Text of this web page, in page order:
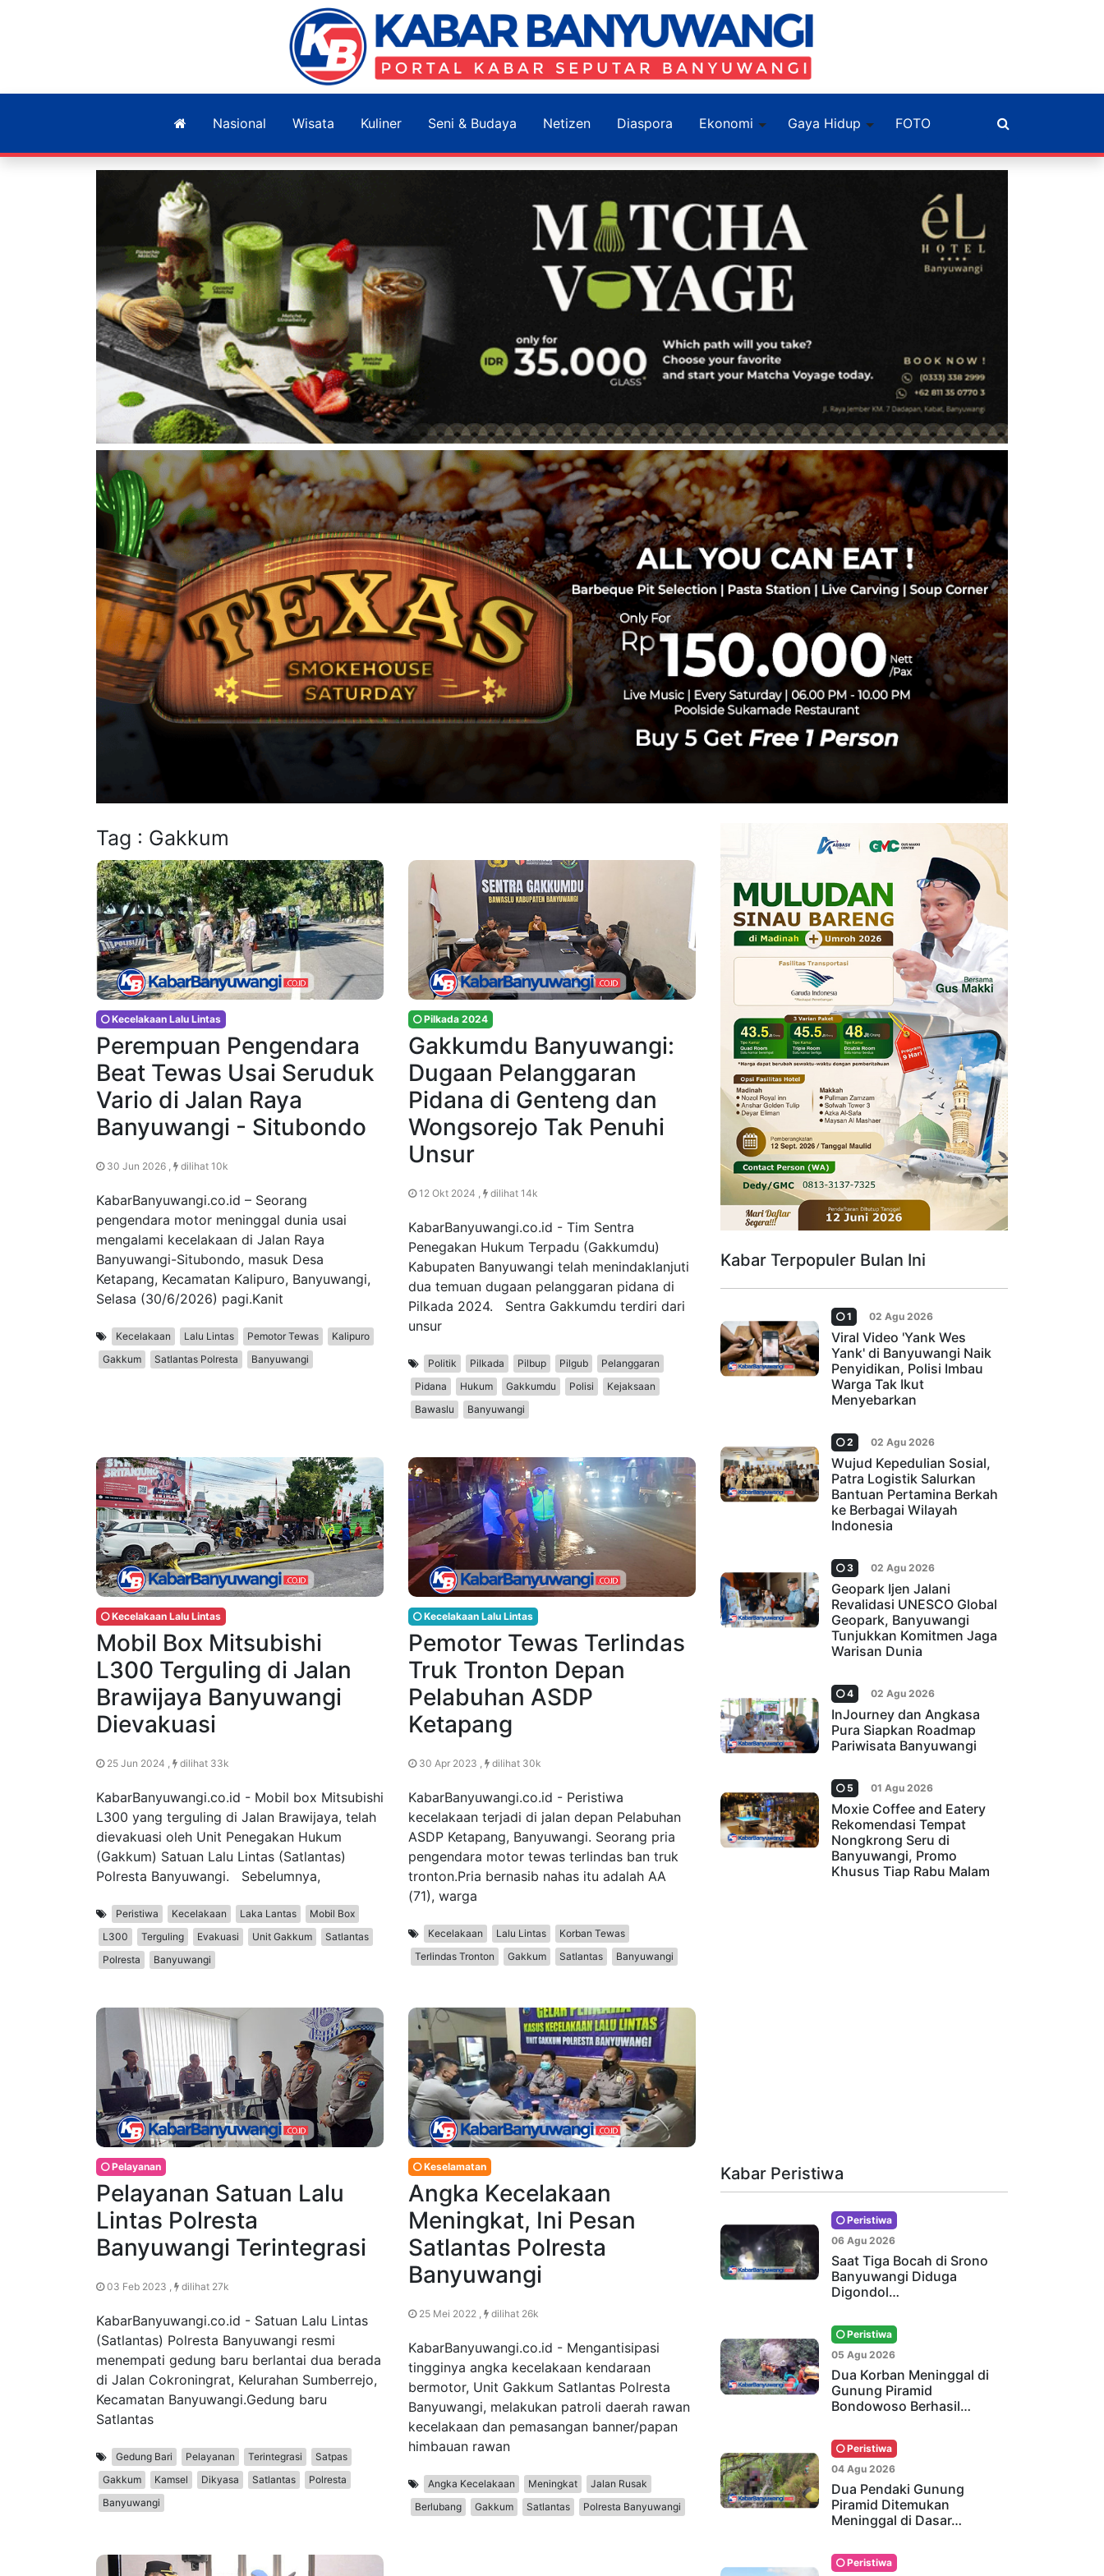
Nasional Wisata Kuliner Seni & Budaya Netizen Diaspora Ekonomi Gaya Hidup FOTO
Tag : Gakkum
Kecelakaan Lalu Lintas
Perempuan Pengendara
Beat Tewas Usai Seruduk
Vario di Jalan Raya
Banyuwangi - Situbondo
30 Jun 2026 , dilihat 10k
KabarBanyuwangi.co.id – Seorang
pengendara motor meninggal dunia usai
mengalami kecelakaan di Jalan Raya
Banyuwangi-Situbondo, masuk Desa
Ketapang, Kecamatan Kalipuro, Banyuwangi,
Selasa (30/6/2026) pagi.Kanit
Kecelakaan Lalu Lintas Pemotor Tewas
Kalipuro
Gakkum
Satlantas Polresta Banyuwangi
Pilkada 2024
Gakkumdu Banyuwangi:
Dugaan Pelanggaran
Pidana di Genteng dan
Wongsorejo Tak Penuhi
Unsur
12 Okt 2024 , dilihat 14k
KabarBanyuwangi.co.id - Tim Sentra
Penegakan Hukum Terpadu (Gakkumdu)
Kabupaten Banyuwangi telah menindaklanjuti
dua temuan dugaan pelanggaran pidana di
Pilkada 2024. Sentra Gakkumdu terdiri dari
unsur
Politik Pilkada Pilbup Pilgub
Pelanggaran
Pidana
Hukum Gakkumdu Polisi
Kejaksaan
Bawaslu
Banyuwangi
Kecelakaan Lalu Lintas
Mobil Box Mitsubishi
L300 Terguling di Jalan
Brawijaya Banyuwangi
Dievakuasi
25 Jun 2024 , dilihat 33k
KabarBanyuwangi.co.id - Mobil box Mitsubishi
L300 yang terguling di Jalan Brawijaya, telah
dievakuasi oleh Unit Penegakan Hukum
(Gakkum) Satuan Lalu Lintas (Satlantas)
Polresta Banyuwangi. Sebelumnya,
Peristiwa Kecelakaan Laka Lantas
Mobil Box
L300
Terguling Evakuasi Unit Gakkum
Satlantas
Polresta
Banyuwangi
Kecelakaan Lalu Lintas
Pemotor Tewas Terlindas
Truk Tronton Depan
Pelabuhan ASDP
Ketapang
30 Apr 2023 , dilihat 30k
KabarBanyuwangi.co.id - Peristiwa
kecelakaan terjadi di jalan depan Pelabuhan
ASDP Ketapang, Banyuwangi. Seorang pria
pengendara motor tewas terlindas ban truk
tronton.Pria bernasib nahas itu adalah AA
(71), warga
Kecelakaan Lalu Lintas
Korban Tewas
Terlindas Tronton
Gakkum Satlantas Banyuwangi
Pelayanan
Pelayanan Satuan Lalu
Lintas Polresta
Banyuwangi Terintegrasi
03 Feb 2023 , dilihat 27k
KabarBanyuwangi.co.id - Satuan Lalu Lintas
(Satlantas) Polresta Banyuwangi resmi
menempati gedung baru berlantai dua berada
di Jalan Cokroningrat, Kelurahan Sumberrejo,
Kecamatan Banyuwangi.Gedung baru
Satlantas
Gedung Bari Pelayanan Terintegrasi
Satpas
Gakkum
Kamsel Dikyasa Satlantas
Polresta
Banyuwangi
Keselamatan
Angka Kecelakaan
Meningkat, Ini Pesan
Satlantas Polresta
Banyuwangi
25 Mei 2022 , dilihat 26k
KabarBanyuwangi.co.id - Mengantisipasi
tingginya angka kecelakaan kendaraan
bermotor, Unit Gakkum Satlantas Polresta
Banyuwangi, melakukan patroli daerah rawan
kecelakaan dan pemasangan banner/papan
himbauan rawan
Angka Kecelakaan Meningkat
Jalan Rusak
Berlubang
Gakkum Satlantas Polresta Banyuwangi
Kabar Terpopuler Bulan Ini
1 02 Agu 2026
Viral Video 'Yank Wes
Yank' di Banyuwangi Naik
Penyidikan, Polisi Imbau
Warga Tak Ikut
Menyebarkan
2 02 Agu 2026
Wujud Kepedulian Sosial,
Patra Logistik Salurkan
Bantuan Pertamina Berkah
ke Berbagai Wilayah
Indonesia
3 02 Agu 2026
Geopark Ijen Jalani
Revalidasi UNESCO Global
Geopark, Banyuwangi
Tunjukkan Komitmen Jaga
Warisan Dunia
4 02 Agu 2026
InJourney dan Angkasa
Pura Siapkan Roadmap
Pariwisata Banyuwangi
5 01 Agu 2026
Moxie Coffee and Eatery
Rekomendasi Tempat
Nongkrong Seru di
Banyuwangi, Promo
Khusus Tiap Rabu Malam
Kabar Peristiwa
Peristiwa
06 Agu 2026
Saat Tiga Bocah di Srono
Banyuwangi Diduga
Digondol…
Peristiwa
05 Agu 2026
Dua Korban Meninggal di
Gunung Piramid
Bondowoso Berhasil…
Peristiwa
04 Agu 2026
Dua Pendaki Gunung
Piramid Ditemukan
Meninggal di Dasar…
Peristiwa